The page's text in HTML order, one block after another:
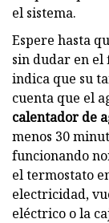
el sistema.
Espere hasta
sin dudar en el
indica que su
cuenta que el
calentador de
menos 30
funcionando
el termostato
electricidad,
eléctrico o la